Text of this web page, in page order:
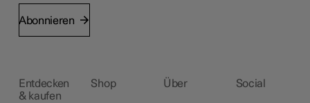
Abonnieren
Entdecken
& kaufen
Shop Über Social